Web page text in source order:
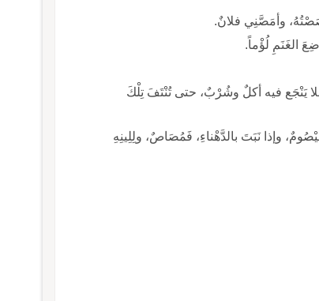
وأمَصَّنِي فلانٌ.
الغَنَمِ لُؤْماً.
يَنْجَع فيه أكلٌ وشُرْبٌ، حتى تُنْتَفَ تِلْكَ
وإذا نَبَتَ بالدَّهْناءِ، فَمُصَاصٌ، ولِلِينِهِ